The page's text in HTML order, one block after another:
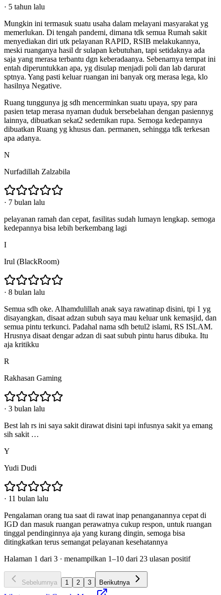
· 5 tahun lalu
Mungkin ini termasuk suatu usaha dalam melayani masyarakat yg
memerlukan. Di tengah pandemi, dimana tdk semua Rumah sakit
menyediakan diri utk pelayanan RAPID, RSIB melakukannya,
meski ruanganya hasil dr sulapan kebutuhan, tapi setidaknya ada
saja yang merasa terbantu dgn keberadaanya. Sebenarnya tempat ini
entah diperuntukkan apa, yg disulap menjadi poli dan lab darurat
sptnya. Yang pasti keluar ruangan ini banyak org merasa lega, klo
hasilnya Negative.
Ruang tunggunya jg sdh mencerminkan suatu upaya, spy para
pasien tetap merasa nyaman duduk bersebelahan dengan pasiennyg
lainnya, dibuatkan sekat2 sedemikan rupa. Semoga kedepannya
dibuatkan Ruang yg khusus dan. permanen, sehingga tdk terkesan
apa adanya.
N
Nurfadillah Zalzabila
· 7 bulan lalu
pelayanan ramah dan cepat, fasilitas sudah lumayn lengkap. semoga
kedepannya bisa lebih berkembang lagi
I
Irul (BlackRoom)
· 8 bulan lalu
Semua sdh oke. Alhamdulillah anak saya rawatinap disini, tpi 1 yg
disayangkan, disaat adzan subuh saya mau keluar unk kemasjid, dan
semua pintu terkunci. Padahal nama sdh betul2 islami, RS ISLAM.
Hrusnya disaat dengar adzan di saat subuh pintu harus dibuka. Itu
aja kritikku
R
Rakhasan Gaming
· 3 bulan lalu
Best lah rs ini saya sakit dirawat disini tapi infusnya sakit ya emang
sih sakit …
Y
Yudi Dudi
· 11 bulan lalu
Pengalaman orang tua saat di rawat inap penanganannya cepat di
IGD dan masuk ruangan perawatnya cukup respon, untuk ruangan
tinggal pendinginnya aja yang kurang dingin, semoga bisa
ditingkatkan terus semangat pelayanan kesehatannya
Halaman 1 dari 3 · menampilkan 1–10 dari 23 ulasan positif
Sebelumnya 1 2 3 Berikutnya